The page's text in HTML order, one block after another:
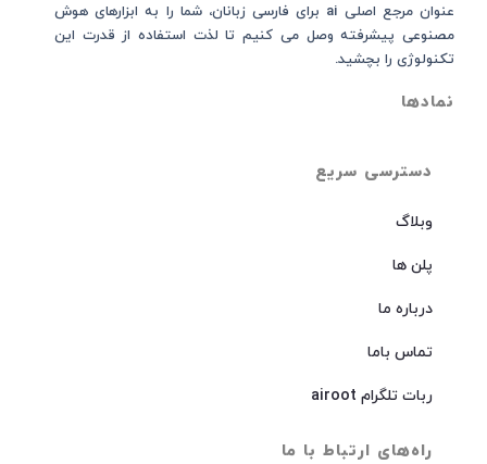
دسترسی سریع
وبلاگ
پلن ها
درباره ما
تماس باما
ربات تلگرام airoot
راه‌های ارتباط با ما
عنوان مرجع اصلی ai برای فارسی زبانان، شما را به ابزارهای هوش
مصنوعی پیشرفته وصل می کنیم تا لذت استفاده از قدرت این
تکنولوژی را بچشید.
نمادها